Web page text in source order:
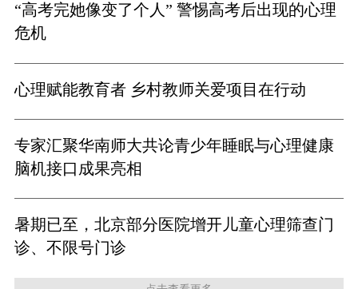
“高考完她像变了个人” 警惕高考后出现的心理
危机
心理赋能教育者 乡村教师关爱项目在行动
专家汇聚华南师大共论青少年睡眠与心理健康
脑机接口成果亮相
暑期已至，北京部分医院增开儿童心理筛查门
诊、不限号门诊